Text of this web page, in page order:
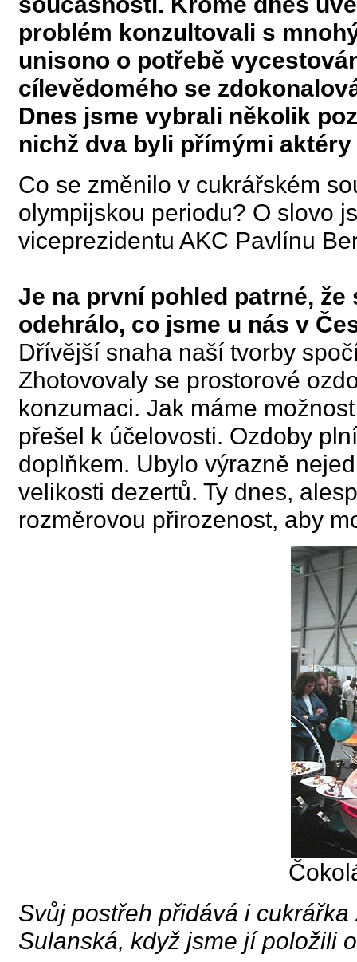
problém konzultovali s
unisono o potřebě
cílevědomého se
Dnes jsme vybrali několik
nichž dva byli přímými
Co se změnilo v cukrářském
olympijskou periodu? O slovo
viceprezidentu AKC Pavlínu
Je na první pohled patrné,
odehrálo, co jsme u nás v
Dřívější snaha naší tvorby
Zhotovovaly se prostorové
konzumaci. Jak máme
přešel k účelovosti. Ozdoby
doplňkem. Ubylo výrazně
velikosti dezertů. Ty dnes,
rozměrovou přirozenost, aby
Svůj postřeh přidává i
Sulanská, když jsme jí položili